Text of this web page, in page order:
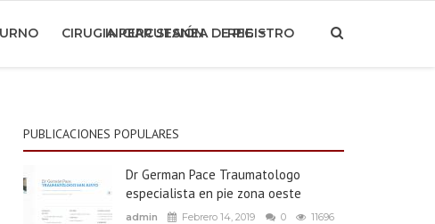
CIRUGIA PERCUTANEA DE PIE
INICIAR SESIÓN REGISTRO
PUBLICACIONES POPULARES
Dr German Pace Traumatologo
especialista en pie zona oeste
admin Febrero 14, 2019 0 11696